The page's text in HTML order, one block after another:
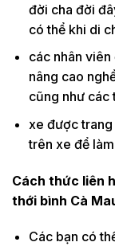
đời cha đời
có thể khi di
các nhân
nâng cao
cũng như các
xe được
trên xe để
Cách thức liên
thới bình Cà
Các bạn có